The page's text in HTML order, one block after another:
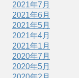
2021年7月
2021年6月
2021年5月
2021年4月
2021年1月
2020年7月
2020年5月